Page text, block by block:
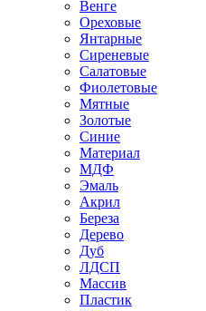
Венге
Ореховые
Янтарные
Сиреневые
Салатовые
Фиолетовые
Мятные
Золотые
Синие
Материал
МДФ
Эмаль
Акрил
Береза
Дерево
Дуб
ЛДСП
Массив
Пластик